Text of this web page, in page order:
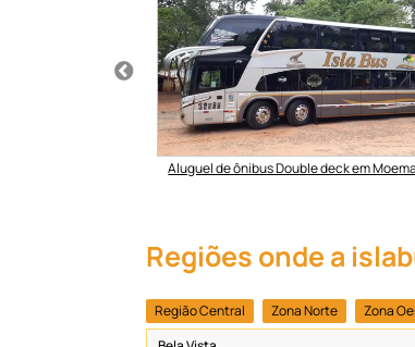
Aluguel de ônibus Double deck em Moema
Regiões onde a
Região Central Zona Norte Zona